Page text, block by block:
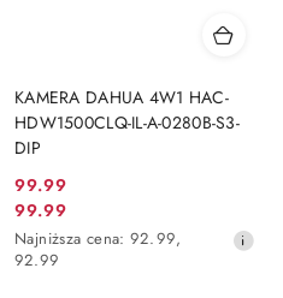
KAMERA DAHUA 4W1 HAC-
HDW1500CLQ-IL-A-0280B-S3-
DIP
Cena
promocyjna:
99.99
Cena
promocyjna:
99.99
Najniższa
cena
Najniższa cena: 92.99,
92.99